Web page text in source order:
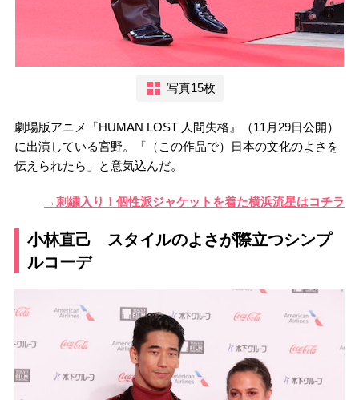
写真15枚
劇場版アニメ『HUMAN LOST 人間失格』（11月29日公開）
に出演している宮野。「（この作品で）日本の文化のよさを
伝えられたら」と意気込んだ。
→刺繍入り！個性派ジャケットを着た横浜流星はコチラ
小林直己 スタイルのよさが際立つシンプ
ルコーデ